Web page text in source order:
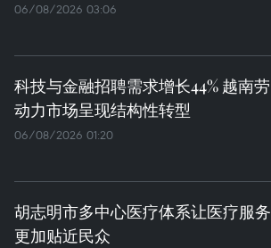
06/08/2026 03:06
科技与金融招聘需求增长44% 越南劳
动力市场呈现结构性转型
06/08/2026 01:20
胡志明市多中心医疗体系让医疗服务
更加贴近民众